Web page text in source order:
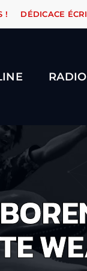
ROAD QUI
! DÉDICACE